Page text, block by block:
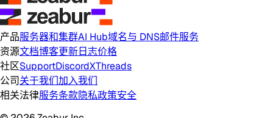
产品服务器和集群AI Hub域名与 DNS邮件服务
资源文档博客更新日志价格
社区SupportDiscordXThreads
公司关于我们加入我们
相关法律服务条款隐私政策安全